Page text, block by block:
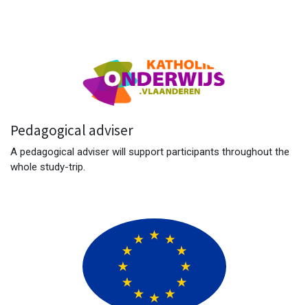
Pedagogical adviser
A pedagogical adviser will support participants throughout the
whole study-trip.